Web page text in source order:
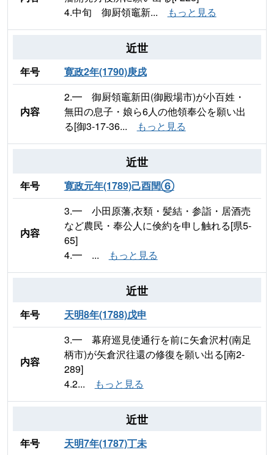
4.中旬 御厨領竈新...
もっと見る
近世
年号 寛政2年(1790)庚戌
内容
2.━ 御厨領竈新田(御殿場市)が小百姓・
無田の息子・娘ら6人の他領奉公を願い出
る[御3-17-36...
もっと見る
近世
年号 寛政元年(1789)己酉閏⑥
内容
3.━ 小田原藩,衣類・髪結・参詣・居酒売
など農民・奉公人に倹約を申し触れる[県5-
65]
4.━ ...
もっと見る
近世
年号 天明8年(1788)戊申
内容
3.━ 幕府巡見使通行を前に矢倉沢村(南足
柄市)が矢倉沢往還の修復を願い出る[南2-
289]
4.2...
もっと見る
近世
年号 天明7年(1787)丁未